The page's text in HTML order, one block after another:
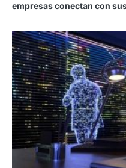
empresas conectan con